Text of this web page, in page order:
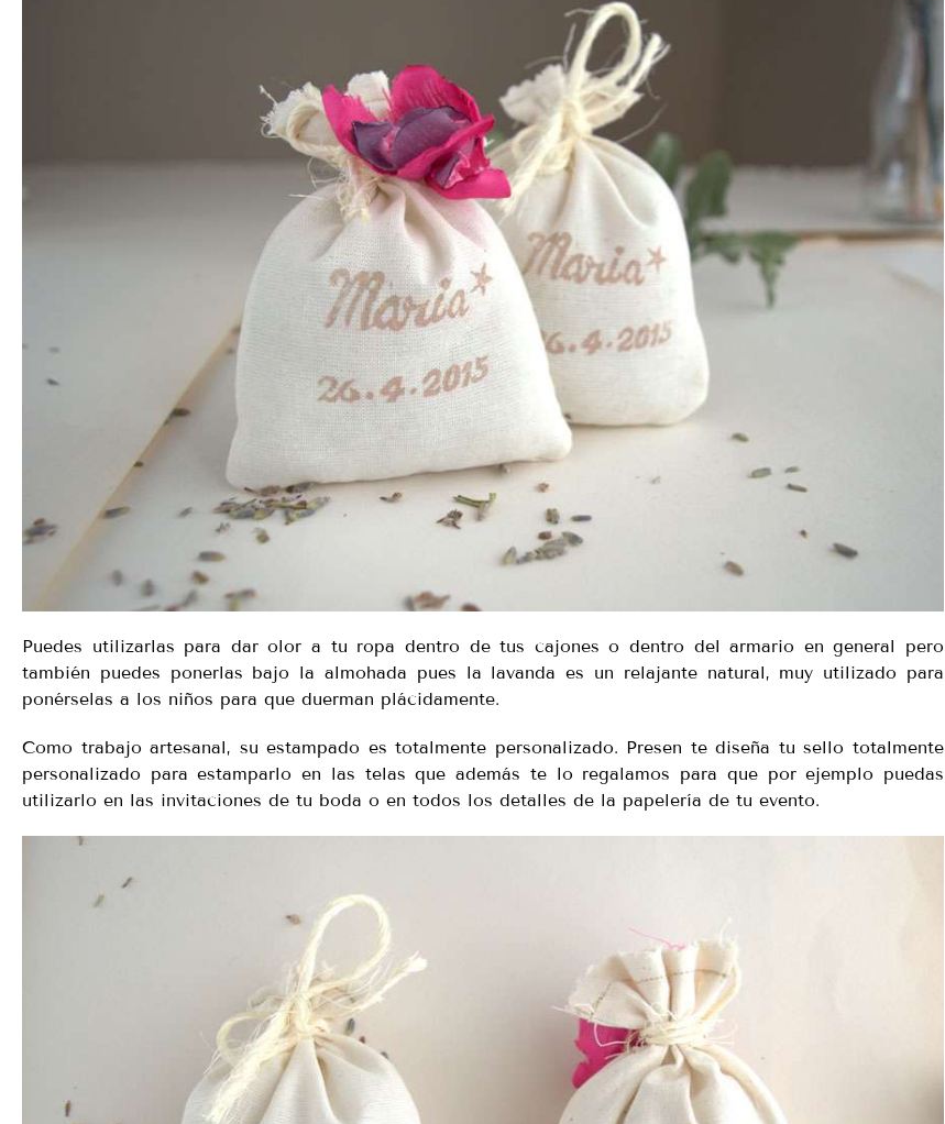
Puedes utilizarlas para dar olor a tu ropa dentro de tus cajones o dentro del armario en general pero
también puedes ponerlas bajo la almohada pues la lavanda es un relajante natural, muy utilizado para
ponérselas a los niños para que duerman plácidamente.
Como trabajo artesanal, su estampado es totalmente personalizado. Presen te diseña tu sello totalmente
personalizado para estamparlo en las telas que además te lo regalamos para que por ejemplo puedas
utilizarlo en las invitaciones de tu boda o en todos los detalles de la papelería de tu evento.